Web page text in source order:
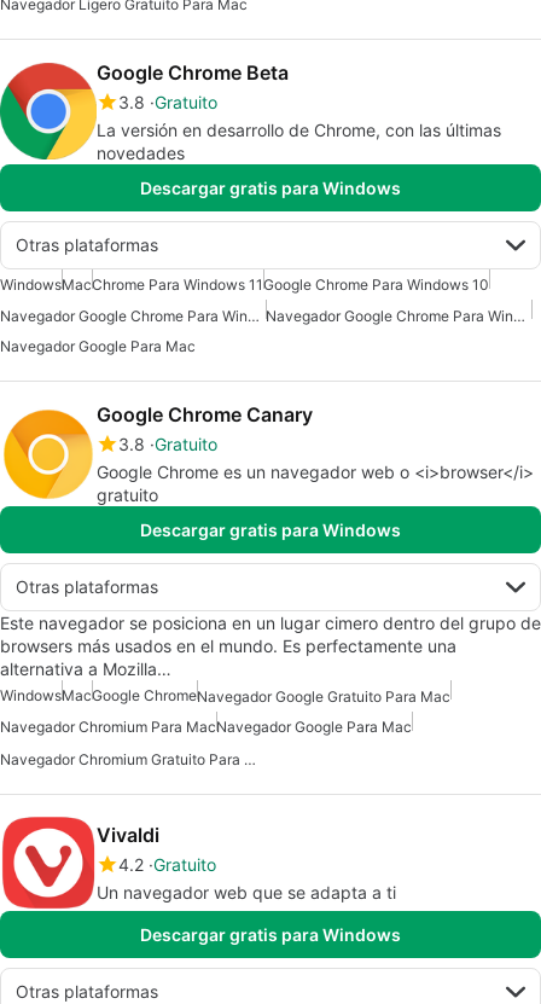
Navegador Ligero Gratuito Para Mac
Google Chrome Beta
3.8 Gratuito
La versión en desarrollo de Chrome, con las últimas
novedades
Descargar gratis para Windows
Otras plataformas
WindowsMacChrome Para Windows 11Google Chrome Para Windows 10
Navegador Google Chrome Para Windows 7
Navegador Google Chrome Para Windows 10
Navegador Google Para Mac
Google Chrome Canary
3.8 Gratuito
Google Chrome es un navegador web o <i>browser</i>
gratuito
Descargar gratis para Windows
Otras plataformas
Este navegador se posiciona en un lugar cimero dentro del grupo de
browsers más usados en el mundo. Es perfectamente una
alternativa a Mozilla…
WindowsMacGoogle ChromeNavegador Google Gratuito Para Mac
Navegador Chromium Para MacNavegador Google Para Mac
Navegador Chromium Gratuito Para Mac
Vivaldi
4.2 Gratuito
Un navegador web que se adapta a ti
Descargar gratis para Windows
Otras plataformas